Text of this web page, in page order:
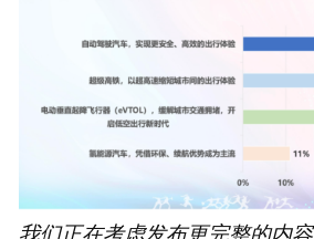
我们正在考虑发布更完整的内容